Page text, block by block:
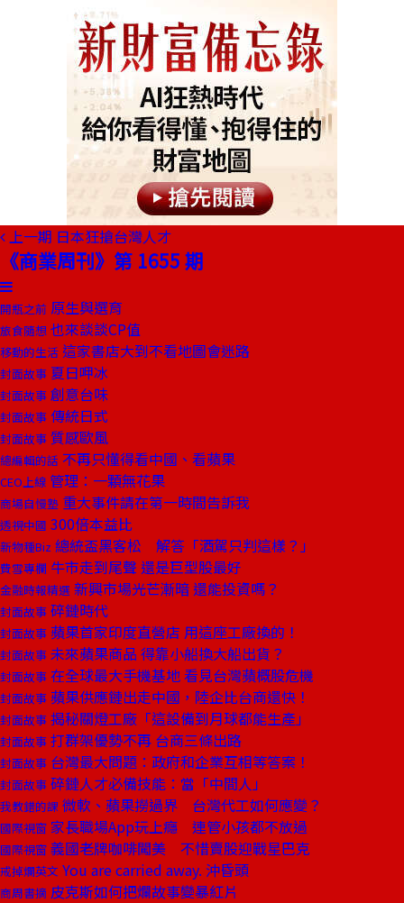
上一期 日本狂搶台灣人才
《商業周刊》第 1655 期
開瓶之前 原生與選育
旅食隨想 也來談談CP值
移動的生活 這家書店大到不看地圖會迷路
封面故事 夏日呷冰
封面故事 創意台味
封面故事 傳統日式
封面故事 質感歐風
總編輯的話 不再只懂得看中國、看蘋果
CEO上線 管理：一顆無花果
商場自慢塾 重大事件請在第一時間告訴我
透視中國 300倍本益比
新物種Biz 總統盃黑客松 解答「酒駕只判這樣？」
費雪專欄 牛市走到尾聲 還是巨型股最好
金融時報精選 新興市場光芒漸暗 還能投資嗎？
封面故事 碎鏈時代
封面故事 蘋果首家印度直營店 用這座工廠換的！
封面故事 未來蘋果商品 得靠小船換大船出貨？
封面故事 在全球最大手機基地 看見台灣蘋概股危機
封面故事 蘋果供應鏈出走中國，陸企比台商還快！
封面故事 揭秘關燈工廠「這設備到月球都能生產」
封面故事 打群架優勢不再 台商三條出路
封面故事 台灣最大問題：政府和企業互相等答案！
封面故事 碎鏈人才必備技能：當「中間人」
我教錯的課 微軟、蘋果撈過界 台灣代工如何應變？
國際視窗 家長職場App玩上癮 連管小孩都不放過
國際視窗 義國老牌咖啡闖美 不惜賣股迎戰星巴克
戒掉爛英文 You are carried away. 沖昏頭
商周書摘 皮克斯如何把爛故事變暴紅片